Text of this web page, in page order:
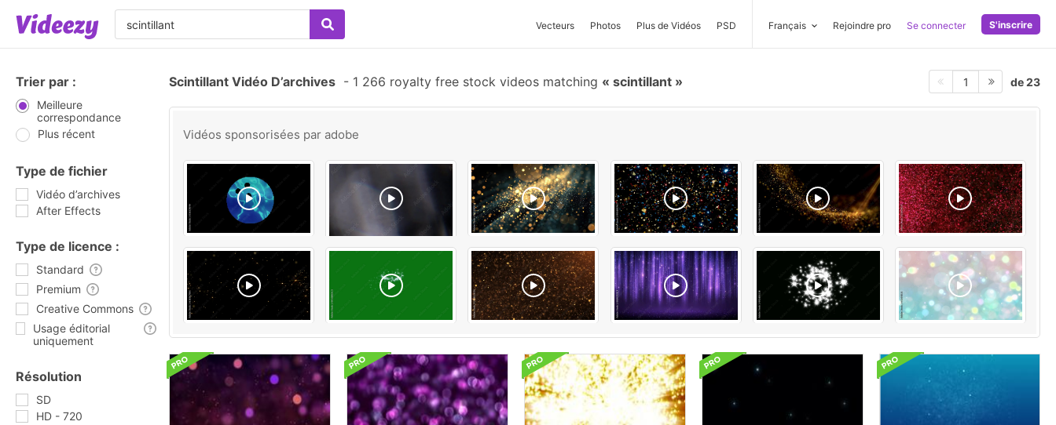
Vecteurs Photos Plus de Vidéos PSD Français Rejoindre pro Se connecter S'inscrire
Trier par :
Meilleure
correspondance
Plus récent
Type de fichier
Vidéo d’archives
After Effects
Type de licence :
Standard
Premium
Creative Commons
Usage éditorial
uniquement
Résolution
SD
HD - 720
Scintillant Vidéo D’archives - 1 266 royalty free stock videos matching scintillant 1 de 23
Vidéos sponsorisées par adobe